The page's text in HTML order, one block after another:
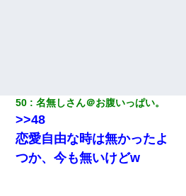
50 名無しさん＠お腹いっぱい。
>>48
恋愛自由な時は無かったよ
つか、今も無いけどw